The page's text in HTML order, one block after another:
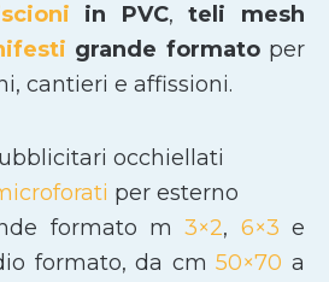
in PVC,teli mesh
grande formatoper
cantieri e affissioni.
occhiellati
per esterno
formato m3×2, 6×3 e
formato, da cm50×70 a